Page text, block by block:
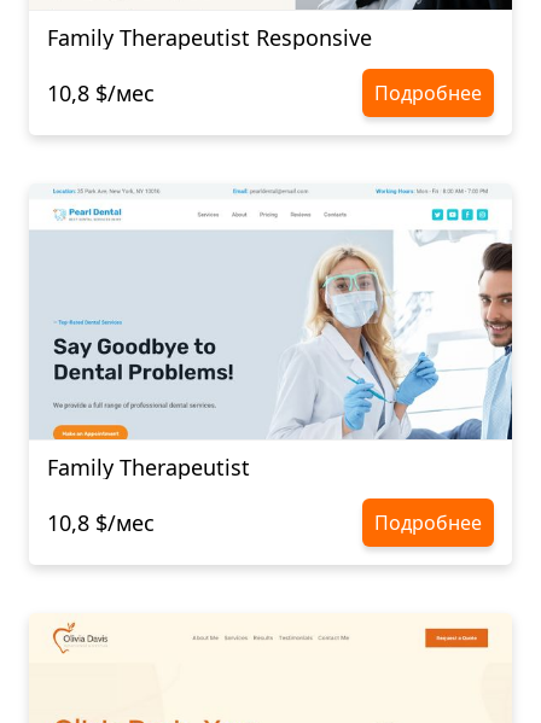
Family Therapeutist Responsive
10,8 $/мес
Подробнее
Family Therapeutist
10,8 $/мес
Подробнее